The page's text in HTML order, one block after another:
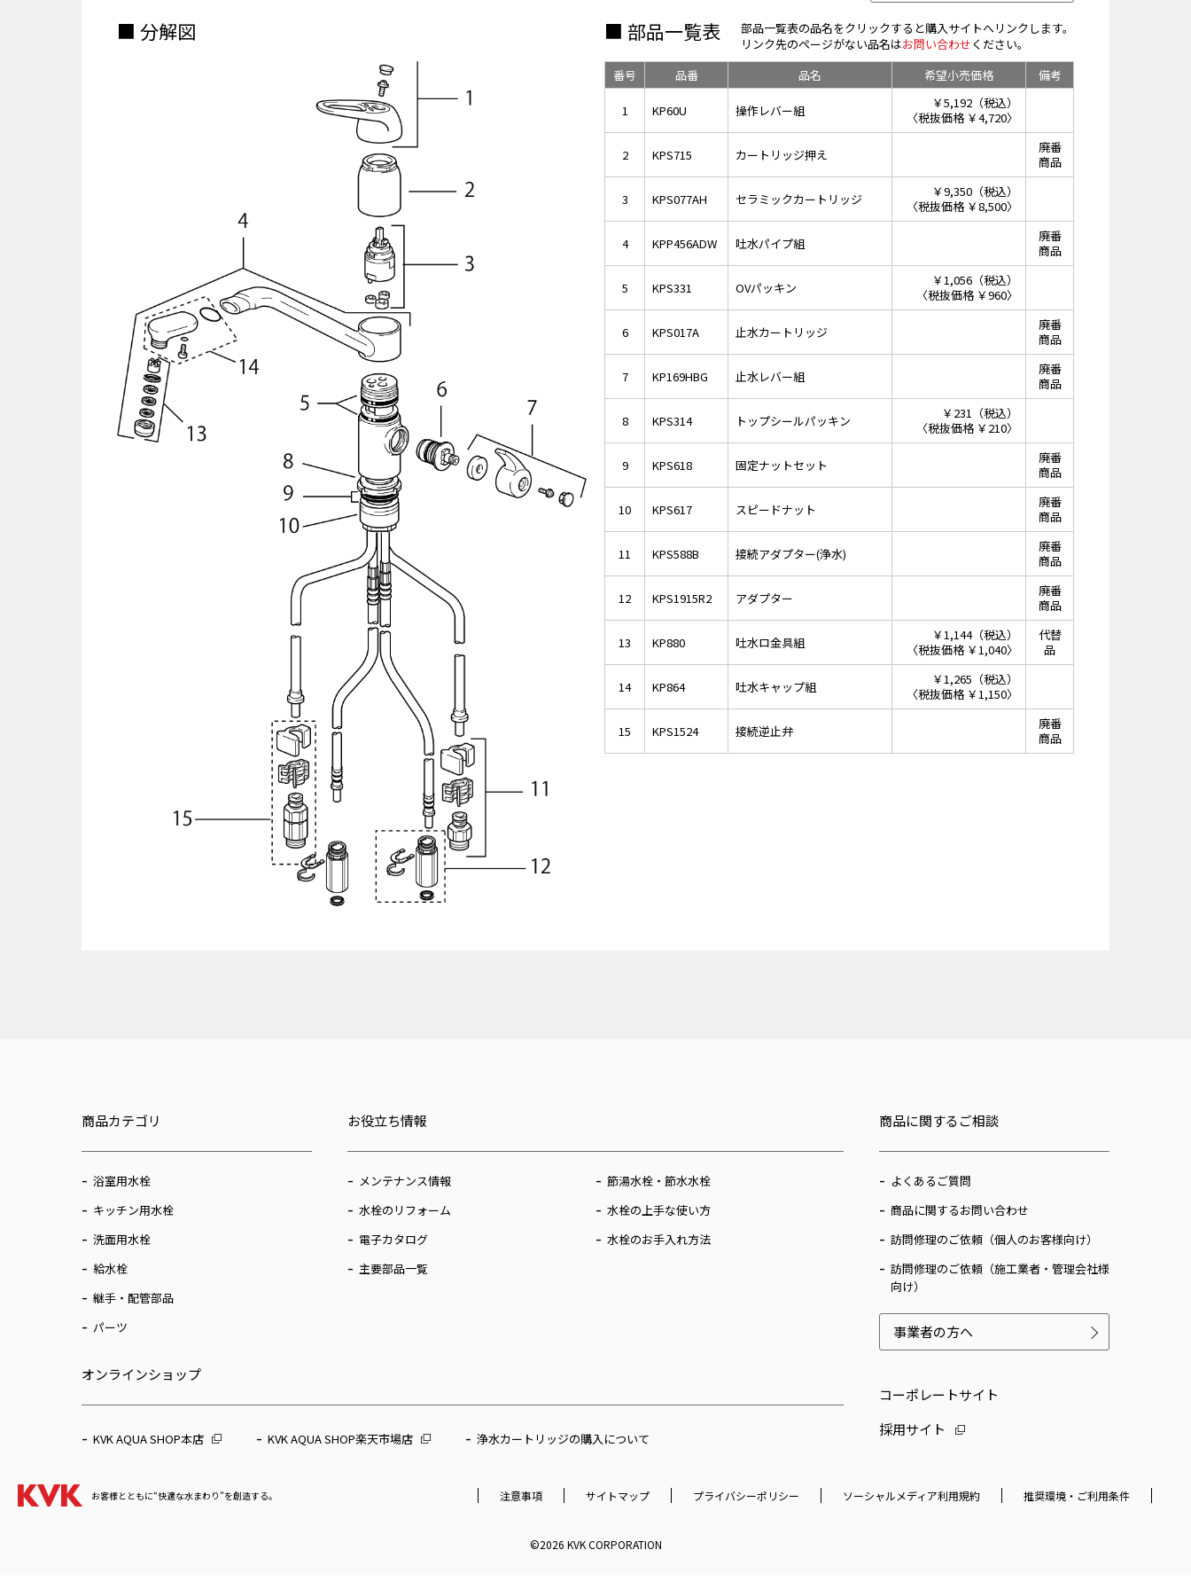
■ 分解図 ■ 部品一覧表
部品一覧表の品名をクリックすると購入サイトへリンクします。
リンク先のページがない品名はお問い合わせください。
番号
品番 品名 希望小売価格 備考
1 KP60U 操作レバー組
￥5,192（税込）
〈税抜価格 ￥4,720〉
2 KPS715 カートリッジ押え
廃番
商品
3 KPS077AH セラミックカートリッジ
￥9,350（税込）
〈税抜価格 ￥8,500〉
4 KPP456ADW 吐水パイプ組
廃番
商品
5 KPS331 OVパッキン
￥1,056（税込）
〈税抜価格 ￥960〉
6 KPS017A 止水カートリッジ
廃番
商品
7 KP169HBG 止水レバー組
廃番
商品
8 KPS314 トップシールパッキン
￥231（税込）
〈税抜価格 ￥210〉
9 KPS618 固定ナットセット
廃番
商品
10 KPS617 スピードナット
廃番
商品
11 KPS588B 接続アダプター(浄水)
廃番
商品
12 KPS1915R2 アダプター
廃番
商品
13 KP880 吐水ロ金具組
￥1,144（税込）
〈税抜価格 ￥1,040〉
代替
品
14 KP864 吐水キャップ組
￥1,265（税込）
〈税抜価格 ￥1,150〉
15 KPS1524 接続逆止弁
廃番
商品
商品カテゴリ
浴室用水栓
キッチン用水栓
洗面用水栓
給水栓
継手・配管部品
パーツ
お役立ち情報
メンテナンス情報
節湯水栓・節水水栓
水栓のリフォーム
水栓の上手な使い方
電子カタログ
水栓のお手入れ方法
主要部品一覧
商品に関するご相談
よくあるご質問
商品に関するお問い合わせ
訪問修理のご依頼（個人のお客様向け）
訪問修理のご依頼（施工業者・管理会社様
向け）
事業者の方へ
オンラインショップ
KVK AQUA SHOP本店 KVK AQUA SHOP楽天市場店 浄水カートリッジの購入について
コーポレートサイト
採用サイト
お客様とともに“快適な水まわり”を創造する。 注意事項 サイトマップ プライバシーポリシー ソーシャルメディア利用規約 推奨環境・ご利用条件
©2026 KVK CORPORATION